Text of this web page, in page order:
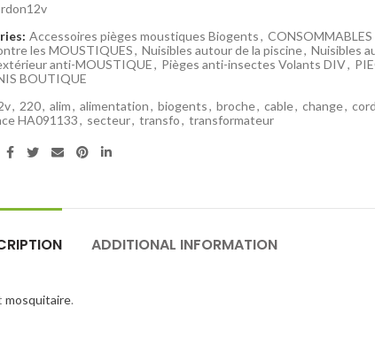
Accessoires pièges moustiques Biogents,
les MOUSTIQUES, Nuisibles autour de la piscine, Nuisibles
anti-MOUSTIQUE, Pièges anti-insectes Volants DIV,
BOUTIQUE
, 220, alim, alimentation, biogents, broche, cable, change,
HA091133, secteur, transfo, transformateur
ADDITIONAL INFORMATION
mosquitaire.